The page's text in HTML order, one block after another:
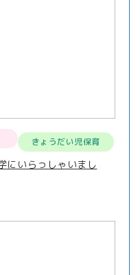
きょうだい児保育
にいらっしゃいまし